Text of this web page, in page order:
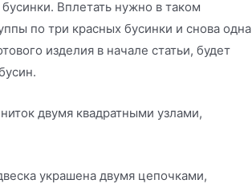
Вплетать нужно в таком
по три красных бусинки и снова одна
изделия в начале статьи, будет
двумя квадратными узлами,
украшена двумя цепочками,